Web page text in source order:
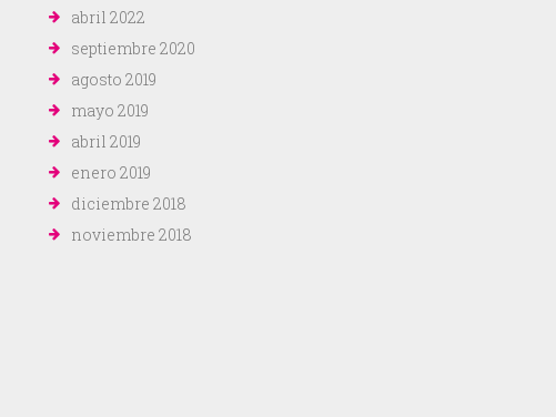
abril 2022
septiembre 2020
agosto 2019
mayo 2019
abril 2019
enero 2019
diciembre 2018
noviembre 2018